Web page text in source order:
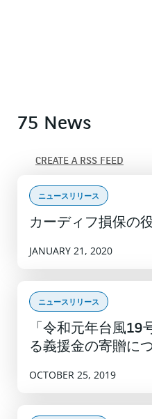
75 News
CREATE A RSS FEED
ニュースリリース
カーディフ損保の
JANUARY 21, 2020
ニュースリリース
「令和元年台風19
る義援金の寄贈に
OCTOBER 25, 2019